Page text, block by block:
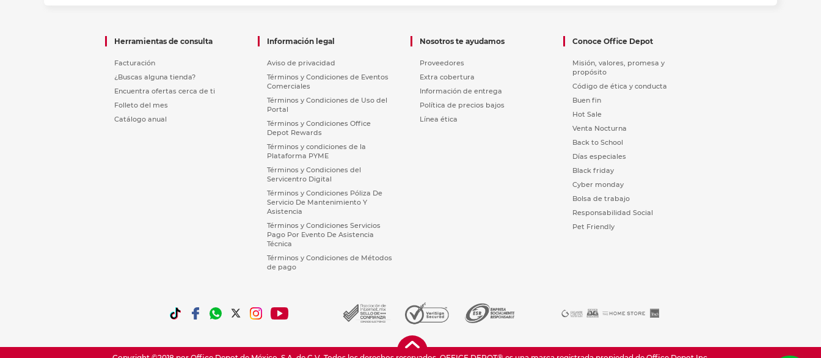
Herramientas de consulta
Facturación
¿Buscas alguna tienda?
Encuentra ofertas cerca de ti
Folleto del mes
Catálogo anual
Información legal
Aviso de privacidad
Términos y Condiciones de Eventos
Comerciales
Términos y Condiciones de Uso del
Portal
Términos y Condiciones Office
Depot Rewards
Términos y condiciones de la
Plataforma PYME
Términos y Condiciones del
Servicentro Digital
Términos y Condiciones Póliza De
Servicio De Mantenimiento Y
Asistencia
Términos y Condiciones Servicios
Pago Por Evento De Asistencia
Técnica
Términos y Condiciones de Métodos
de pago
Nosotros te ayudamos
Proveedores
Extra cobertura
Información de entrega
Política de precios bajos
Línea ética
Conoce Office Depot
Misión, valores, promesa y
propósito
Código de ética y conducta
Buen fin
Hot Sale
Venta Nocturna
Back to School
Días especiales
Black friday
Cyber monday
Bolsa de trabajo
Responsabilidad Social
Pet Friendly